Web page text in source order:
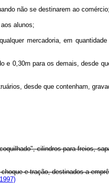
não se destinarem ao comércio;
alunos;
mercadoria, em
0,30m para os demais, desde
desde que contenham,
cilindros para freios,
e tração, destinados a